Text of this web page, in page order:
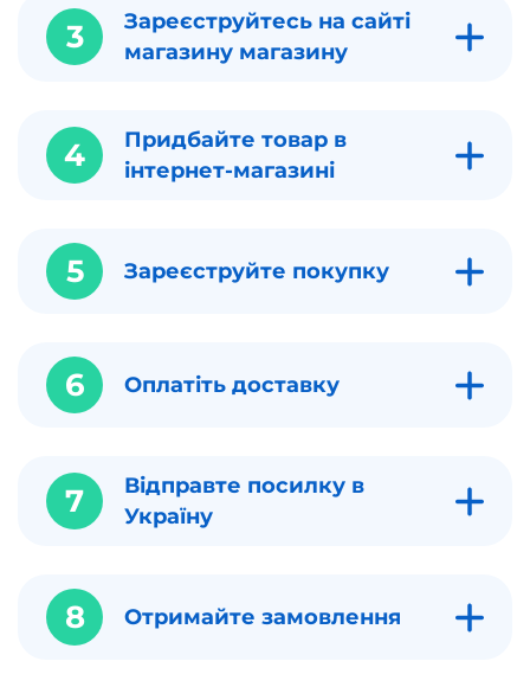
3
Зареєструйтесь на сайті
магазину магазину
4
Придбайте товар в
інтернет-магазині
5 Зареєструйте покупку
6 Оплатіть доставку
7
Відправте посилку в
Україну
8 Отримайте замовлення